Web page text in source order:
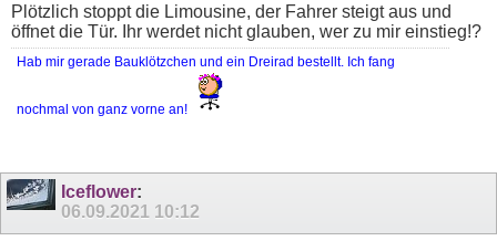
Plötzlich stoppt die Limousine, der Fahrer steigt aus und
öffnet die Tür. Ihr werdet nicht glauben, wer zu mir einstieg!?
Hab mir gerade Bauklötzchen und ein Dreirad bestellt. Ich fang
nochmal von ganz vorne an!
Iceflower:
06.09.2021 10:12